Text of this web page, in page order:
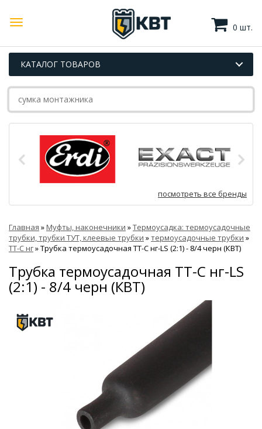
0 шт.
КАТАЛОГ ТОВАРОВ
посмотреть все бренды
Главная »Муфты, наконечники »Термоусадка: термоусадочные
трубки, трубки ТУТ, клеевые трубки »термоусадочные трубки »
ТТ-С нг»Трубка термоусадочная ТТ-С нг-LS (2:1) - 8/4 черн (КВТ)
Трубка термоусадочная ТТ-С нг-LS
(2:1) - 8/4 черн (КВТ)